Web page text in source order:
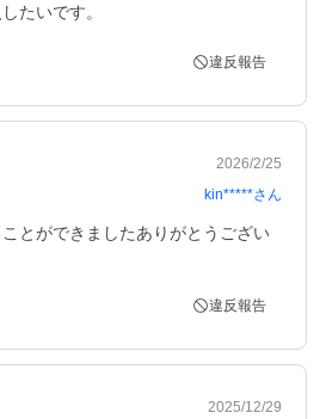
たいです。
違反報告
2026/2/25
kin*****さん
とができましたありがとうござい
違反報告
2025/12/29